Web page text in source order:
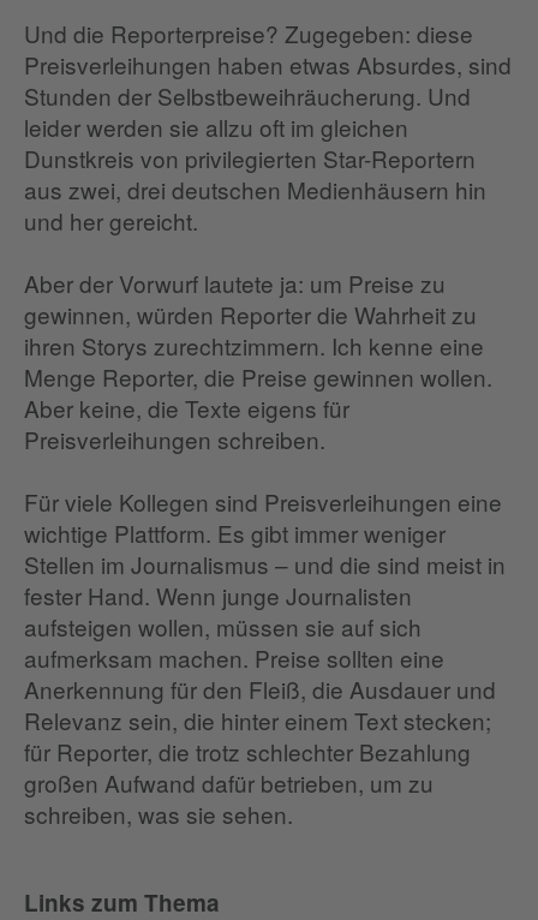
Und die Reporterpreise? Zugegeben: diese
Preisverleihungen haben etwas Absurdes, sind
Stunden der Selbstbeweihräucherung. Und
leider werden sie allzu oft im gleichen
Dunstkreis von privilegierten Star-Reportern
aus zwei, drei deutschen Medienhäusern hin
und her gereicht.
Aber der Vorwurf lautete ja: um Preise zu
gewinnen, würden Reporter die Wahrheit zu
ihren Storys zurechtzimmern. Ich kenne eine
Menge Reporter, die Preise gewinnen wollen.
Aber keine, die Texte eigens für
Preisverleihungen schreiben.
Für viele Kollegen sind Preisverleihungen eine
wichtige Plattform. Es gibt immer weniger
Stellen im Journalismus – und die sind meist in
fester Hand. Wenn junge Journalisten
aufsteigen wollen, müssen sie auf sich
aufmerksam machen. Preise sollten eine
Anerkennung für den Fleiß, die Ausdauer und
Relevanz sein, die hinter einem Text stecken;
für Reporter, die trotz schlechter Bezahlung
großen Aufwand dafür betrieben, um zu
schreiben, was sie sehen.
Links zum Thema